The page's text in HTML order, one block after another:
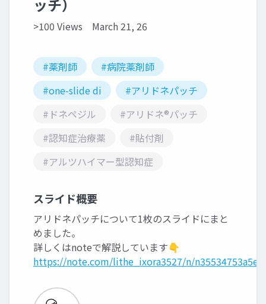
ッチ）
>100 Views March 21, 26
#薬剤師
#病院薬剤師
#one-slide di
#アリドネパッチ
#ドネペジル
#アリドネ®パッチ
#認知症治療薬
#貼付剤
#アルツハイマー型認知症
スライド概要
アリドネパッチについて1枚のスライドにまと
めました。
詳しくはnoteで解説しています👇
https://note.com/lithe_ixora3527/n/n35534753a5eb